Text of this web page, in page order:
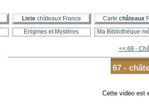
Liste châteaux France Carte châteaux
Enigmes et Mystères Ma Bibliothèque
<< 68 -
67 -
Cette vidéo est